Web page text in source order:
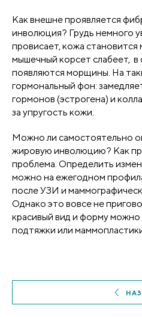
Как внешне проявляется
инволюция? Грудь немного
провисает, кожа становится
мышечный корсет слабеет, в
появляются морщины. На
гормональный фон:
гормонов (эстрогена) и
за упругость кожи.
Можно ли самостоятельно
жировую инволюцию? Как
проблема. Определить
можно на ежегодном
после УЗИ и
Однако это вовсе не
красивый вид и форму
подтяжки или